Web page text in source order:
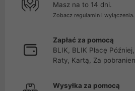
Masz na to 14 dni.
Zobacz regulamin i
Zapłać za pomocą
BLIK, BLIK Płacę
Raty, Kartą, Za
Wysyłka za pomocą